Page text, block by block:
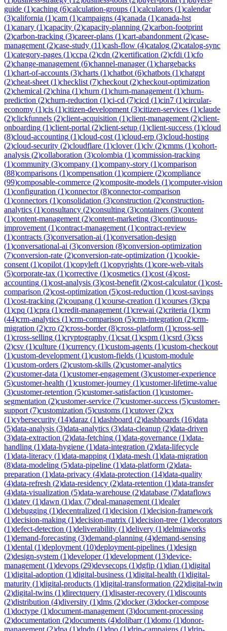
guide (1)caching (6)calculation-groups (1)calculators (1)calendar
(3)california (1)cam (1)campaigns (4)canada (1)canada-hst
(1)canary (1)capacity (2)capacity-planning (2)carbon-footprint
(2)carbon-tracking (3)career-plans (1)cart-abandonment (2)case-
management (2)case-study (11)cash-flow (4)catalog (2)catalog-sync
(1)category-pages (1)ccpa (2)cdn (2)certification (2)cfdi (1)cfo
(2)change-management (6)channel-manager(1)chargebacks
(1)chart-of-accounts (3)charts (1)chatbot (6)chatbots (1)chatgpt
(2)cheat-sheet (1)checklist (7)checkout (2)checkout-optimization
(2)chemical (2)china (1)churn (1)churn-management (1)churn-
prediction (2)churn-reduction (1)ci-cd (7)cicd (1)cin7 (1)circular-
economy (1)cis (1)citizen-development (3)citizen-services (1)claude
(2)clickfunnels (2)client-acquisition (1)client-management (2)client-
onboarding (1)client-portal (2)client-setup (1)client-success (1)cloud
(8)cloud-accounting (1)cloud-cost (1)cloud-erp (3)cloud-hosting
(2)cloud-security (2)cloudflare (1)clover(1)clv (2)cmms (1)cohort-
analysis (2)collaboration (3)colombia (1)commission-tracking
(1)community (3)company (1)company-story (1)comparison
(88)comparisons (1)compensation (1)compiere (2)compliance
(99)composable-commerce (2)composite-models (1)computer-vision
(1)configuration (1)connector(8)connector-comparison
(1)connectors (1)consolidation (3)construction (2)construction-
analytics (1)consultancy (2)consulting (3)containers (3)content
(1)content-management (2)content-marketing (3)continuous-
improvement (1)contract-management (1)contract-review
(1)contracts (3)conversation-ai (1)conversation-design
(1)conversational-ai (3)conversion (8)conversion-optimization
(7)conversion-rate (2)conversion-rate-optimization (1)cookie-
consent (1)copilot (1)copyleft (1)copyrights (1)core-web-vitals
(5)corporate-tax (1)corrective (1)cosmetics (1)cost (4)cost-
accounting (1)cost-analysis (3)cost-benefit (2)cost-calculator(1)cost-
comparison (2)cost-optimization (5)cost-reduction (1)cost-savings
(1)cost-tracking (2)coupang (1)course-creation (1)courses (3)cpa
(1)cpq (1)cpra (1)credit-management (1)crewai (2)criteria (1)crm
(44)crm-analytics (1)crm-comparison (5)crm-integration (2)crm-
migration (2)cro (2)cross-border(8)cross-platform (1)cross-sell
(1)cross-selling (1)cryptography (1)csat (1)cspm (1)csrd (3)css
(2)csv (1)culture (1)currency (1)custom-agents (1)custom-checkout
(1)custom-development (1)custom-fields (1)custom-module
(1)custom-orders (2)custom-skills (2)customer-analytics
(2)customer-data (1)customer-engagement (3)customer-experience
(5)customer-health (1)customer-journey (1)customer-lifetime-value
(3)customer-retention (5)customer-satisfaction (1)customer-
segmentation (2)customer-service (7)customer-success (5)customer-
support (7)customization (5)customs (1)cutover(2)cx
(1)cybersecurity (14)daraz (1)dashboard (2)dashboards (16)data
(5)data-analysis (3)data-analytics (3)data-cleanup (2)data-driven
(3)data-extraction (2)data-fetching (1)data-governance (1)data-
handling (1)data-hygiene (1)data-integration (2)data-lifecycle
(1)data-literacy (1)data-mapping (1)data-mesh (1)data-migration
(8)data-modeling (5)data-pipeline (1)data-platform (2)data-
preparation (1)data-privacy (4)data-protection (14)data-quality
(4)data-refresh (2)data-residency (2)data-retention (1)data-transfer
(4)data-visualization (5)data-warehouse (2)database (7)dataflows
(1)datev (1)dawn (1)dax (7)deal-management (1)dealer
(1)debugging (1)decentralized (1)decision (1)decision-framework
(1)decision-making (1)decision-matrix (1)decision-tree (1)decorators
(1)defect-detection (1)deliverability (1)delivery (1)delmiaworks
(1)demand-forecasting (3)demand-planning (4)demand-sensing
(1)dental (1)deployment (10)deployment-pipelines (1)design
(2)design-system (1)developer(1)development (13)device-
management (1)devops (29)devsecops (1)dgfip (1)dian (1)digital
(1)digital-adoption (1)digital-business (1)digital-health (1)digital-
maturity (1)digital-products (1)digital-transformation (22)digital-twin
(2)digital-twins (1)directquery (1)disaster-recovery (1)discounts
(2)distribution (4)diversity (1)dms (2)docker(3)docker-compose
(1)doctype (1)document-management (3)document-processing
(2)documentation (2)documents (4)dolibarr(1)domo (1)donor-
management (2)dpa (1)dpdp (1)dpo (1)drip-campaigns (1)drip-